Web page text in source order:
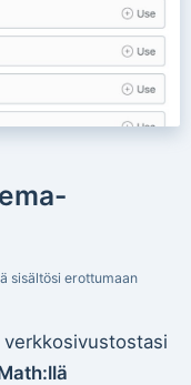
sisältösi erottumaan